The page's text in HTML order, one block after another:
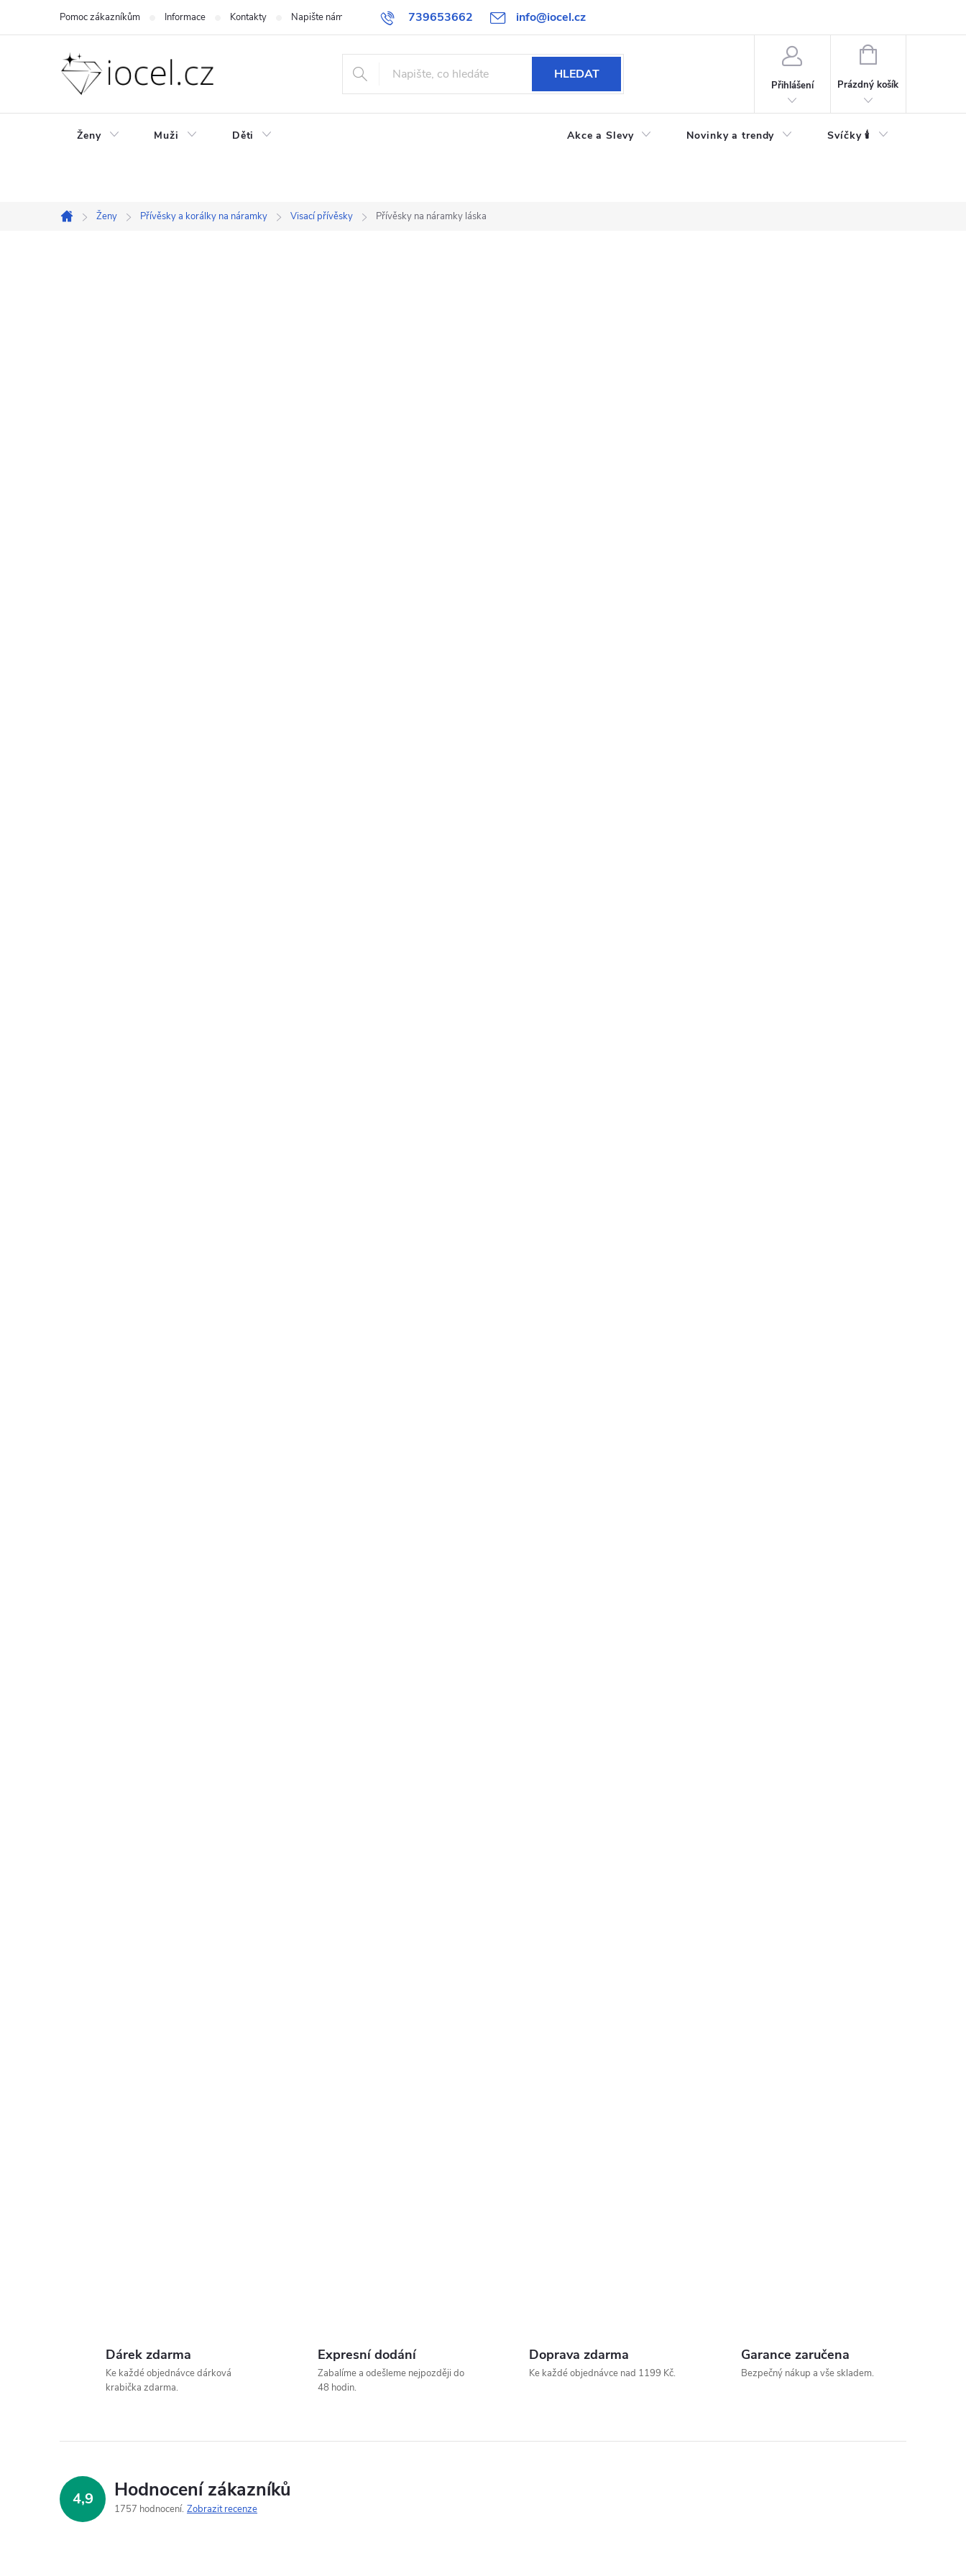
739653662 info@iocel.cz
Pomoc zákazníkům Informace Kontakty Napište nám Blog Obchodní podmínky Oblíbené Spolupráce
HLEDAT
Přihlášení
NÁKUPNÍ
Prázdný košík
Ženy Muži Děti Akce a Slevy Novinky a trendy Svíčky 🕯️
Domů
Ženy Přívěsky a korálky na náramky Visací přívěsky Přívěsky na náramky láska
Dárek zdarma
Ke každé objednávce dárková
krabička zdarma.
Expresní dodání
Zabalíme a odešleme nejpozději do
48 hodin.
Doprava zdarma
Ke každé objednávce nad 1199 Kč.
Garance zaručena
Bezpečný nákup a vše skladem.
4,9 Hodnocení zákazníků
1757 hodnocení Zobrazit recenze